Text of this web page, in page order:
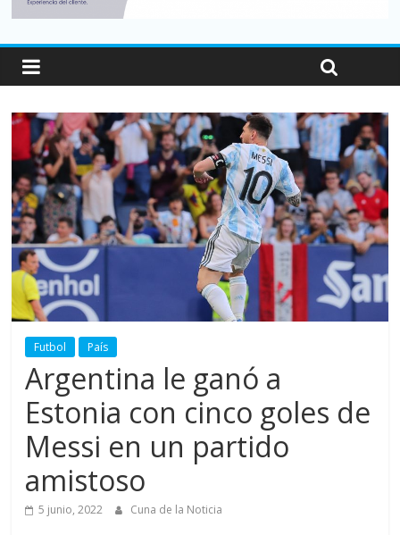
Futbol País
Argentina le ganó a
Estonia con cinco goles de
Messi en un partido
amistoso
5 junio, 2022 Cuna de la Noticia